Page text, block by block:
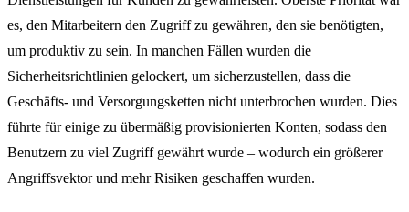
es, den Mitarbeitern den Zugriff zu gewähren, den sie benötigten,
um produktiv zu sein. In manchen Fällen wurden die
Sicherheitsrichtlinien gelockert, um sicherzustellen, dass die
Geschäfts- und Versorgungsketten nicht unterbrochen wurden. Dies
führte für einige zu übermäßig provisionierten Konten, sodass den
Benutzern zu viel Zugriff gewährt wurde – wodurch ein größerer
Angriffsvektor und mehr Risiken geschaffen wurden.